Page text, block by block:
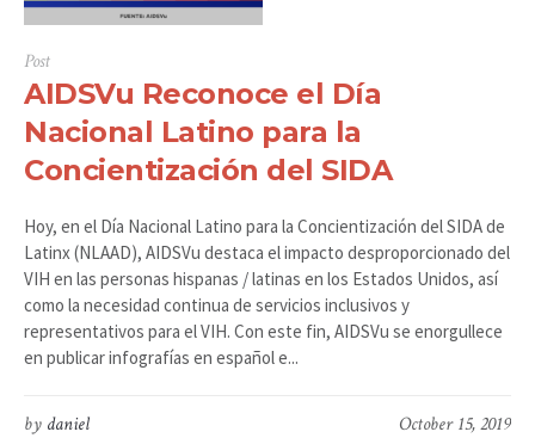
Post
AIDSVu Reconoce el Día
Nacional Latino para la
Concientización del SIDA
Hoy, en el Día Nacional Latino para la Concientización del SIDA de
Latinx (NLAAD), AIDSVu destaca el impacto desproporcionado del
VIH en las personas hispanas / latinas en los Estados Unidos, así
como la necesidad continua de servicios inclusivos y
representativos para el VIH. Con este fin, AIDSVu se enorgullece
en publicar infografías en español e...
October 15, 2019
by daniel